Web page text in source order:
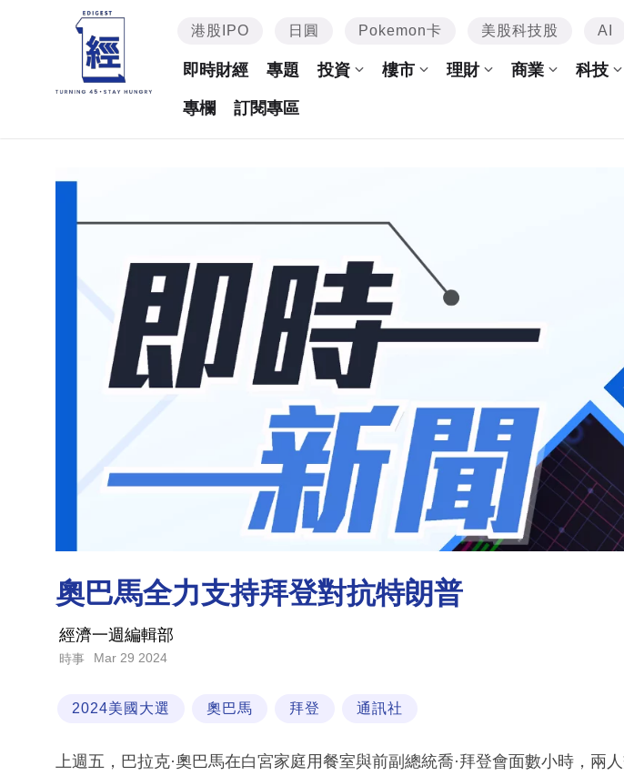
港股IPO 日圓 Pokemon卡 美股科技股 AI
即時財經 專題 投資 樓市 理財 商業 科技
專欄 訂閱專區
奧巴馬全力支持拜登對抗特朗普
經濟一週編輯部
時事 Mar 29 2024
2024美國大選 奧巴馬 拜登 通訊社
上週五，巴拉克·奧巴馬在白宮家庭用餐室與前副總統喬·拜登會面數小時，兩